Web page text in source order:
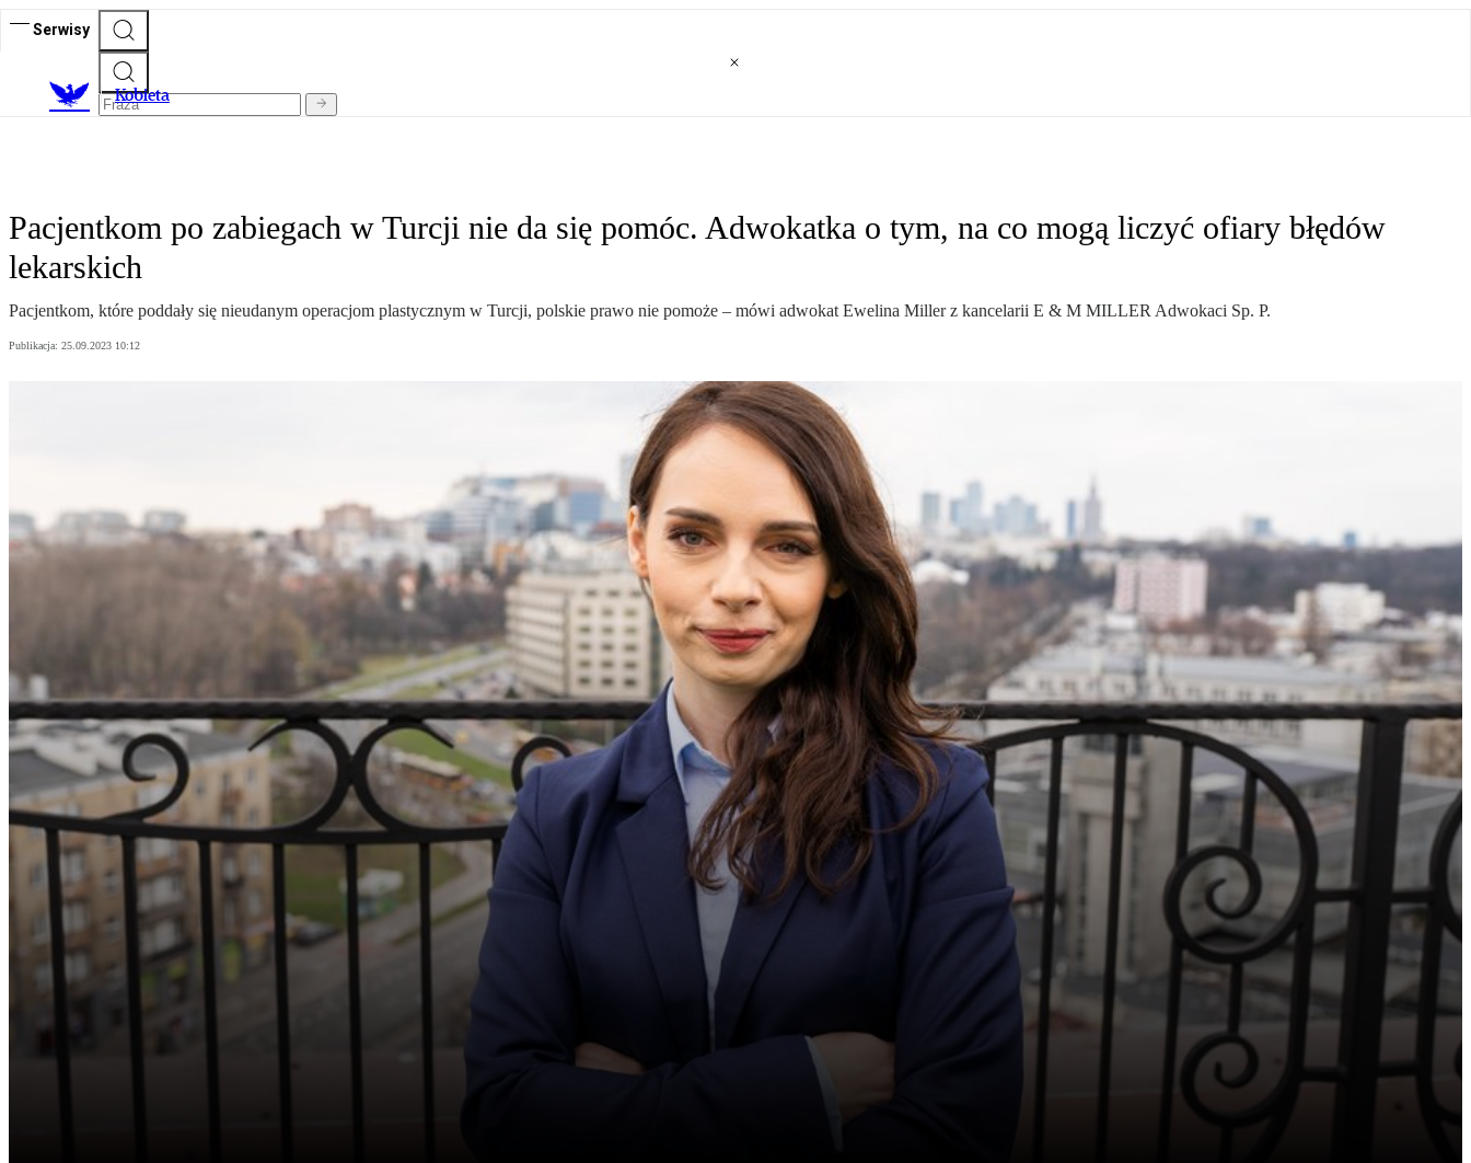
Serwisy
Kobieta
Pacjentkom po zabiegach w Turcji nie da się pomóc. Adwokatka o tym, na co mogą liczyć ofiary błędów
lekarskich
Pacjentkom, które poddały się nieudanym operacjom plastycznym w Turcji, polskie prawo nie pomoże – mówi adwokat Ewelina Miller z kancelarii E & M MILLER Adwokaci Sp. P.
Publikacja: 25.09.2023 10:12